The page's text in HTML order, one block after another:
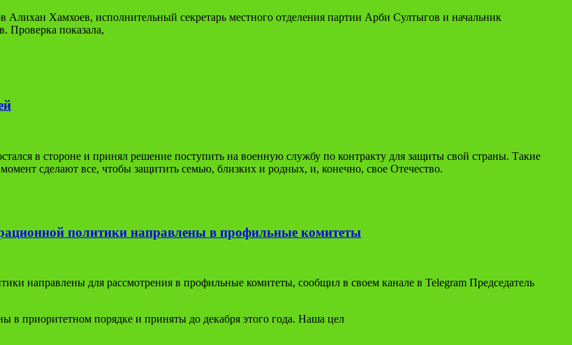
Алихан Хамхоев, исполнительный секретарь местного отделения партии Арби Султыгов и начальник
Проверка показала,
в стороне и принял решение поступить на военную службу по контракту для защиты свой страны. Такие
сделают все, чтобы защитить семью, близких и родных, и, конечно, свое Отечество.
политики направлены в профильные комитеты
направлены для рассмотрения в профильные комитеты, сообщил в своем канале в Telegram Председатель
в приоритетном порядке и приняты до декабря этого года. Наша цел